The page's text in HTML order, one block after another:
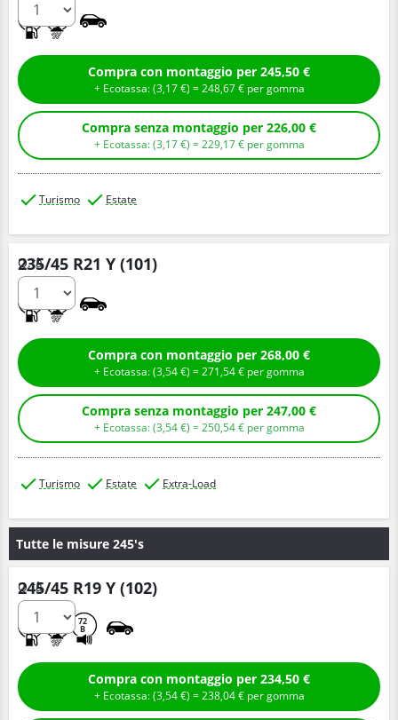
Compra con montaggio per 245,50 €
+ Ecotassa: (3,17€ ) =248,67€ per gomma
Compra senza montaggio per 226,00 €
+ Ecotassa: (3,17€ ) =229,17€ per gomma
Turismo Estate
235/45 R21 Y (101)
Q.tà
Compra con montaggio per 268,00 €
+ Ecotassa: (3,54€ ) =271,54€ per gomma
Compra senza montaggio per 247,00 €
+ Ecotassa: (3,54€ ) =250,54€ per gomma
Turismo Estate Extra-Load
Tutte le misure 245's
245/45 R19 Y (102)
72
B
Q.tà
Compra con montaggio per 234,50 €
+ Ecotassa: (3,54€ ) =238,04€ per gomma